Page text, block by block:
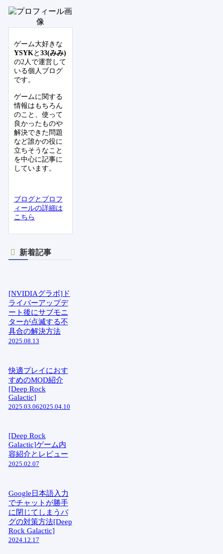
ゲーム大好きな
YSYKと 33(みみ)
の2人で運営して
いる個人ブログ
です。
ゲームに関する
情報はもちろん
のこと、使って
良かったものや
解決できた問題
など誰かの役に
立ちそうなこと
を中心に記事に
しています。
ブログとプロフ
ィールの詳細は
こちら
新着記事
[NVIDIAグラボ]ド
ライバーアップデ
ート後にサブモニ
ターが点滅する不
具合の解決方法
2025.08.13
快適プレイにおす
すめのMOD紹介
[Deep Rock
Galactic]
2025.03.062025.04.10
[Deep Rock
Galactic]ゲーム内
容紹介とレビュー
2025.02.07
Google日本語入力
でチャットが勝手
に閉じてしまうバ
グの対策方法[Deep
Rock Galactic]
2024.12.17